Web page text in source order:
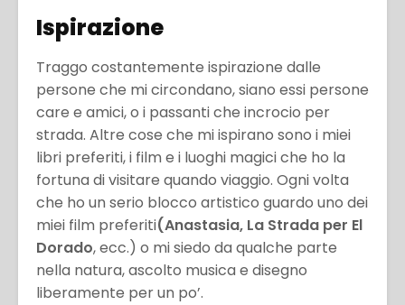
Ispirazione
Traggo costantemente ispirazione dalle
persone che mi circondano, siano essi persone
care e amici, o i passanti che incrocio per
strada. Altre cose che mi ispirano sono i miei
libri preferiti, i film e i luoghi magici che ho la
fortuna di visitare quando viaggio. Ogni volta
che ho un serio blocco artistico guardo uno dei
miei film preferiti(Anastasia, La Strada per El
Dorado, ecc.) o mi siedo da qualche parte
nella natura, ascolto musica e disegno
liberamente per un po’.